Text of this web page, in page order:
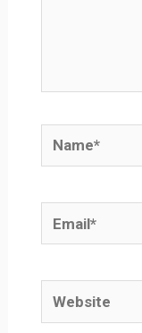
Name*
Email*
Website